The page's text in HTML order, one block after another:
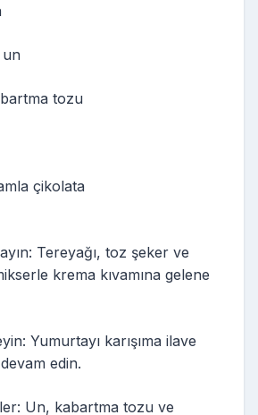
un
tozu
çikolata
Tereyağı, toz şeker ve
krema kıvamına gelene
Yumurtayı karışıma ilave
edin.
Un, kabartma tozu ve